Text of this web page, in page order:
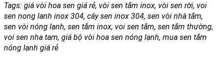
Tags: giá vòi hoa sen giá rẻ, vòi sen tắm inox, vòi sen rời, voi
sen nong lanh inox 304, cây sen inox 304, sen vòi nhà tắm,
sen vòi nóng lạnh, sen tắm inox, voi sen tắm, sen tắm thường,
voi sen nha tam, giá bộ vòi hoa sen nóng lạnh, mua sen tắm
nóng lạnh giá rẻ